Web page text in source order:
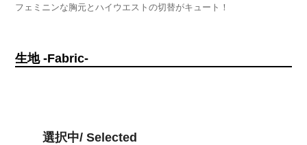
フェミニンな胸元とハイウエストの切替がキュート！
生地 -Fabric-
選択中/ Selected